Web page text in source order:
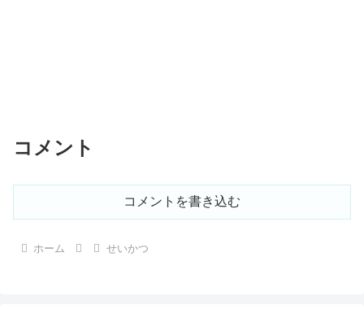
コメント
コメントを書き込む
ホーム せいかつ